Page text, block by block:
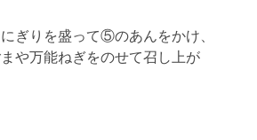
ぎりを盛って⑤のあんをかけ、
や万能ねぎをのせて召し上が